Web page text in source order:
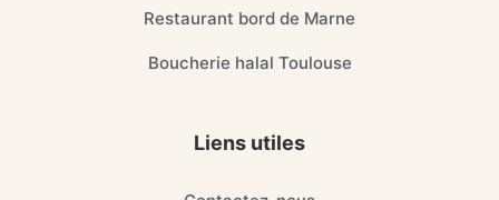
Restaurant bord de Marne
Boucherie halal Toulouse
Liens utiles